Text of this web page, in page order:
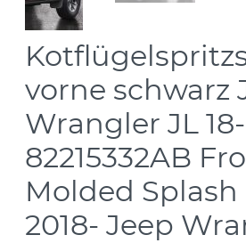
vorne schwarz
Wrangler JL
82215332AB
Molded Splash
2018- Jeep